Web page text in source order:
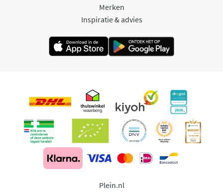
Merken
Inspiratie & advies
Plein.nl